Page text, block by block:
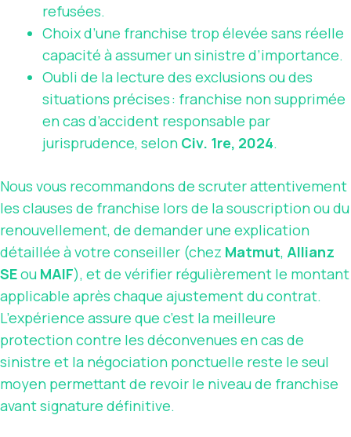
refusées.
Choix d’une franchise trop élevée sans réelle
capacité à assumer un sinistre d’importance.
Oubli de la lecture des exclusions ou des
situations précises : franchise non supprimée
en cas d’accident responsable par
jurisprudence, selon Civ. 1re, 2024.
Nous vous recommandons de scruter attentivement
les clauses de franchise lors de la souscription ou du
renouvellement, de demander une explication
détaillée à votre conseiller (chez Matmut, Allianz
SEou MAIF), et de vérifier régulièrement le montant
applicable après chaque ajustement du contrat.
L’expérience assure que c’est la meilleure
protection contre les déconvenues en cas de
sinistre et la négociation ponctuelle reste le seul
moyen permettant de revoir le niveau de franchise
avant signature définitive.